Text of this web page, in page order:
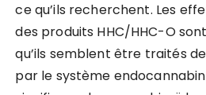
ce qu’ils recherchent. Les
des produits HHC/HHC-O
qu’ils semblent être traités
par le système